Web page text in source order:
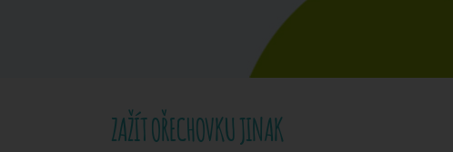
ZAŽÍT OŘECHOVKU JINAK